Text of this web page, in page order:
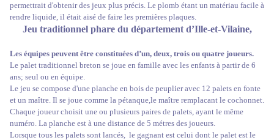
permettrait d'obtenir des jeux plus précis. Le plomb étant un matériau facile à
rendre liquide, il était aisé de faire les premières plaques.
Jeu traditionnel phare du département d’Ille-et-Vilaine,
Les équipes peuvent être constituées d’un, deux, trois ou quatre joueurs.
Le palet traditionnel breton se joue en famille avec les enfants à partir de 6
ans; seul ou en équipe.
Le jeu se compose d'une planche en bois de peuplier avec 12 palets en fonte
et un maître. Il se joue comme la pétanque,le maître remplacant le cochonnet.
Chaque joueur choisit une ou plusieurs paires de palets, ayant le même
numéro. La planche est à une distance de 5 métres des joueurs.
Lorsque tous les palets sont lancés, le gagnant est celui dont le palet est le